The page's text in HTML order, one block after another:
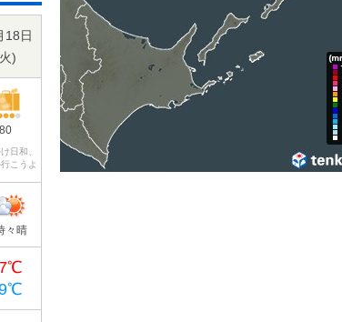
18日
火)
80
日和、
こうよ
々晴